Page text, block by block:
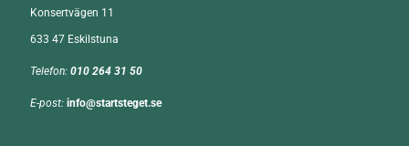
Konsertvägen 11
633 47 Eskilstuna
Telefon: 010 264 31 50
E-post: info@startsteget.se